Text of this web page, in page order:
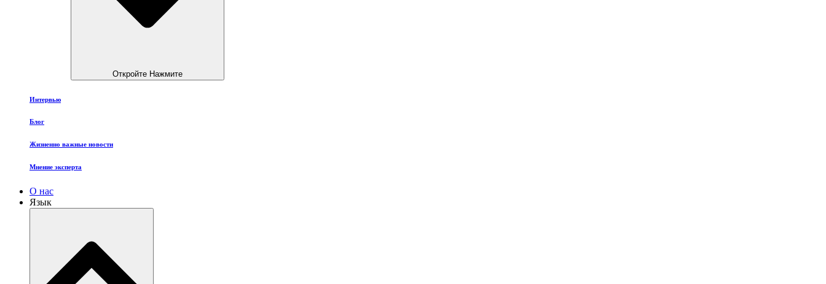
Откройте Нажмите
Интервью
Блог
Жизненно важные новости
Мнение эксперта
О нас
Язык